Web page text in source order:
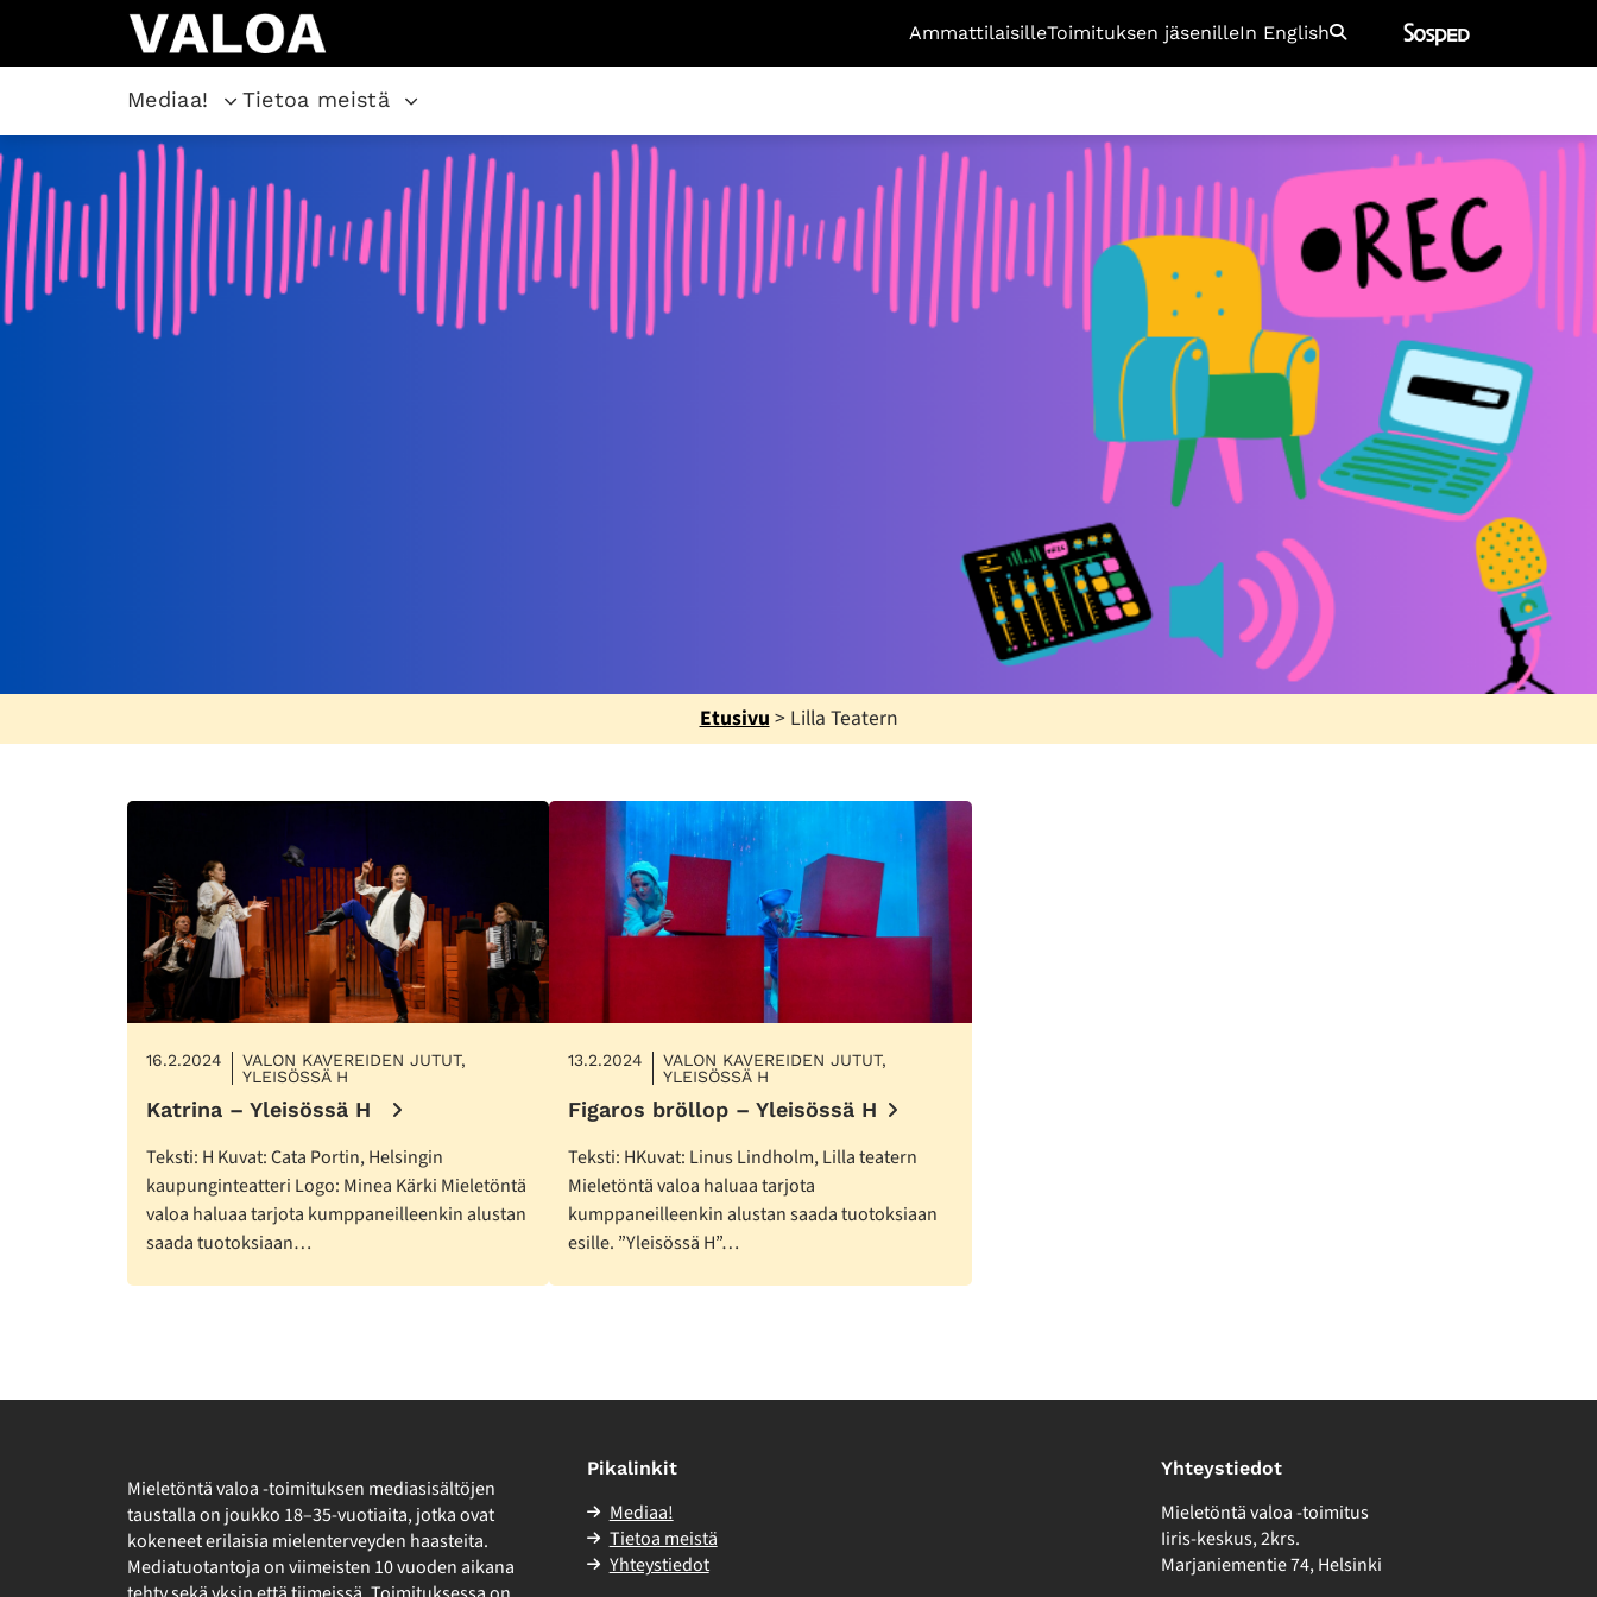
AmmattilaisilleToimituksen jäsenilleIn English Etsi
Mediaa! Tietoa meistä
Etusivu> Lilla Teatern
16.2.2024
VALON KAVEREIDEN JUTUT,
YLEISÖSSÄ H
Katrina – Yleisössä H
Teksti: H Kuvat: Cata Portin, Helsingin
kaupunginteatteri Logo: Minea Kärki Mieletöntä
valoa haluaa tarjota kumppaneilleenkin alustan
saada tuotoksiaan…
13.2.2024
VALON KAVEREIDEN JUTUT,
YLEISÖSSÄ H
Figaros bröllop – Yleisössä H
Teksti: HKuvat: Linus Lindholm, Lilla teatern
Mieletöntä valoa haluaa tarjota
kumppaneilleenkin alustan saada tuotoksiaan
esille. ”Yleisössä H”…
Mieletöntä valoa -toimituksen mediasisältöjen
taustalla on joukko 18–35-vuotiaita, jotka ovat
kokeneet erilaisia mielenterveyden haasteita.
Mediatuotantoja on viimeisten 10 vuoden aikana
Pikalinkit
Mediaa!
Tietoa meistä
Yhteystiedot
Yhteystiedot
Mieletöntä valoa -toimitus
Iiris-keskus, 2krs.
Marjaniementie 74, Helsinki